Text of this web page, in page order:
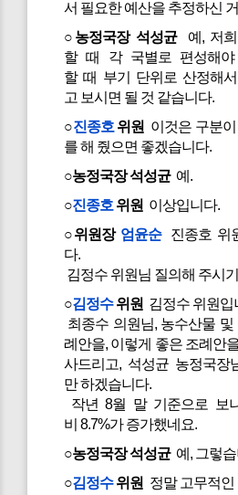
서 필요한 예산을 추정하신
○농정국장 석성균예, 저희
할 때 각 국별로 편성해
할 때 부기 단위로 산정해
고 보시면 될 것 같습니다.
○진종호위원 이것은 구분이
를 해 줬으면 좋겠습니다.
○농정국장 석성균예.
○진종호 위원 이상입니다.
○위원장 엄윤순진종호 위
다.
김정수 위원님 질의해 주시
○김정수위원 김정수 위원입
최종수 의원님, 농수산물
례안을, 이렇게 좋은 조례안
사드리고, 석성균 농정국장
만 하겠습니다.
작년 8월 말 기준으로 보
비 8.7%가 증가했네요.
○농정국장 석성균예, 그렇습
○김정수위원 정말 고무적인